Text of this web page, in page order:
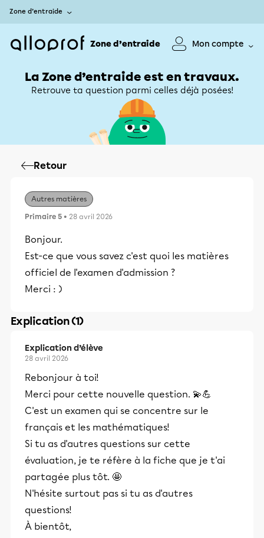
Zone d’entraide
Zone d’entraide Mon compte
La Zone d’entraide est en travaux.
Retrouve ta question parmi celles déjà posées!
Retour
Autres matières
Primaire 5 • 28 avril 2026
Bonjour.
Est-ce que vous savez c'est quoi les matières
officiel de l'examen d'admission ?
Merci : )
Explication (1)
Explication d’élève
28 avril 2026
Rebonjour à toi!
Merci pour cette nouvelle question. 💫💪
C'est un examen qui se concentre sur le
français et les mathématiques!
Si tu as d'autres questions sur cette
évaluation, je te réfère à la fiche que je t'ai
partagée plus tôt. 🤩
N'hésite surtout pas si tu as d'autres
questions!
À bientôt,